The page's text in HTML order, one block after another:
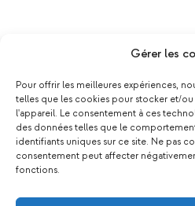
Gérer les
Pour offrir les meilleures expériences,
telles que les cookies pour stocker et/
l'appareil. Le consentement à ces
des données telles que le
identifiants uniques sur ce site. Ne pas
consentement peut affecter
fonctions.